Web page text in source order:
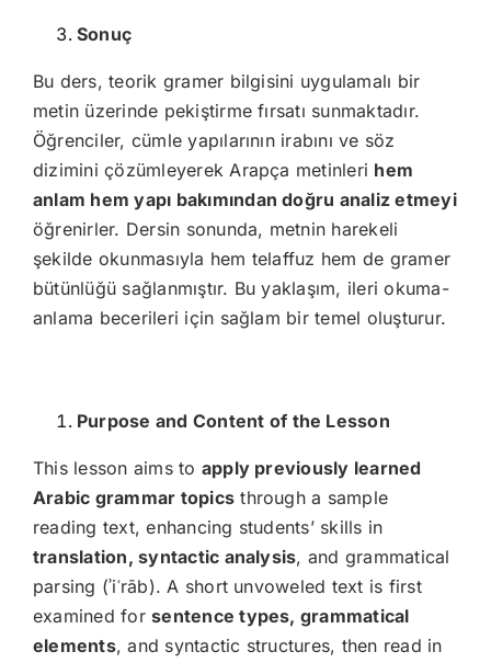
Sonuç
Bu ders, teorik gramer bilgisini uygulamalı bir
metin üzerinde pekiştirme fırsatı sunmaktadır.
Öğrenciler, cümle yapılarının irabını ve söz
dizimini çözümleyerek Arapça metinleri hem
anlam hem yapı bakımından doğru analiz etmeyi
öğrenirler. Dersin sonunda, metnin harekeli
şekilde okunmasıyla hem telaffuz hem de gramer
bütünlüğü sağlanmıştır. Bu yaklaşım, ileri okuma-
anlama becerileri için sağlam bir temel oluşturur.
Purpose and Content of the Lesson
This lesson aims to apply previously learned
Arabic grammar topics through a sample
reading text, enhancing students’ skills in
translation, syntactic analysis, and grammatical
parsing (ʾiʿrāb). A short unvoweled text is first
examined forsentence types, grammatical
elements, and syntactic structures, then read in